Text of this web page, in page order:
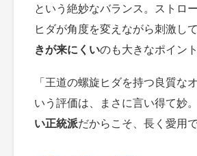
という絶妙なバランス。ストロ
ヒダが角度を変えながら刺激して
きが来にくいのも大きなポイント
「王道の螺旋ヒダを持つ良質な
いう評価は、まさに言い得て妙。
い正統派だからこそ、長く愛用